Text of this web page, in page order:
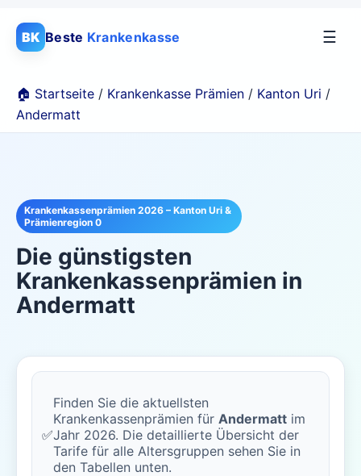
BK Beste Krankenkasse ☰
🏠 Startseite / Krankenkasse Prämien / Kanton Uri /
Andermatt
Krankenkassenprämien 2026 – Kanton Uri &
Prämienregion 0
Die günstigsten
Krankenkassenprämien in
Andermatt
✅
Finden Sie die aktuellsten
Krankenkassenprämien für Andermatt im
Jahr 2026. Die detaillierte Übersicht der
Tarife für alle Altersgruppen sehen Sie in
den Tabellen unten.